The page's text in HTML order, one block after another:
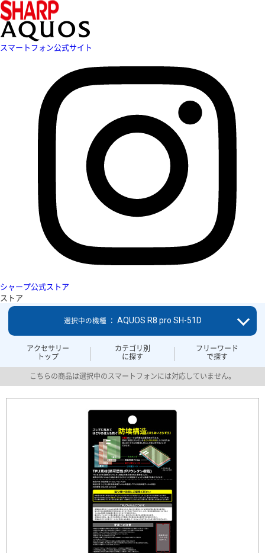
スマートフォン公式サイト
シャープ公式ストア
ストア
アクセサリー
トップ
カテゴリ別
に探す
フリーワード
で探す
選択中の機種 ： AQUOS R8 pro SH-51D
こちらの商品は選択中のスマートフォンには対応していません。